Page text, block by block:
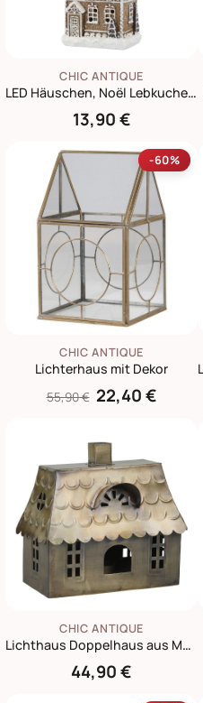
CHIC ANTIQUE
LED Häuschen, Noël Lebkuchenhaus
13,90 €
-60%
CHIC ANTIQUE
Lichterhaus mit Dekor
55,90 € 22,40 €
CHIC ANTIQUE
Lichthaus Doppelhaus aus Metall
44,90 €